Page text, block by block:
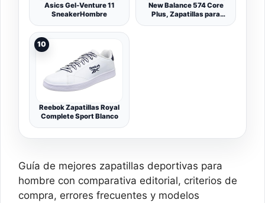
Asics Gel-Venture 11
SneakerHombre
New Balance 574 Core
Plus, Zapatillas para
10
Reebok Zapatillas Royal
Complete Sport Blanco
Guía de mejores zapatillas deportivas para
hombre con comparativa editorial, criterios de
compra, errores frecuentes y modelos